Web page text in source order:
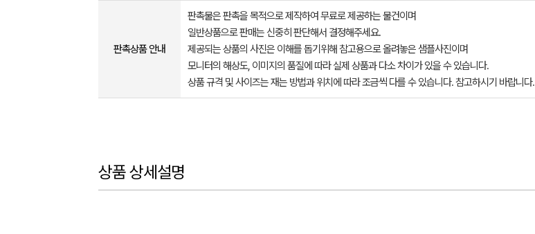
판촉상품 안내
판촉물은 판촉을 목적으로 제작하여 무료로 제공하는 물건이며
일반상품으로 판매는 신중히 판단해서 결정해주세요.
제공되는 상품의 사진은 이해를 돕기위해 참고용으로 올려놓은 샘플사진이며
모니터의 해상도, 이미지의 품질에 따라 실제 상품과 다소 차이가 있을 수 있습니다.
상품 규격 및 사이즈는 재는 방법과 위치에 따라 조금씩 다를 수 있습니다. 참고하시기 바랍니다.
상품 상세설명